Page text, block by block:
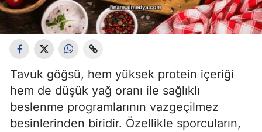
Tavuk göğsü, hem yüksek protein içeriği
hem de düşük yağ oranı ile sağlıklı
beslenme programlarının vazgeçilmez
besinlerinden biridir. Özellikle sporcuların,